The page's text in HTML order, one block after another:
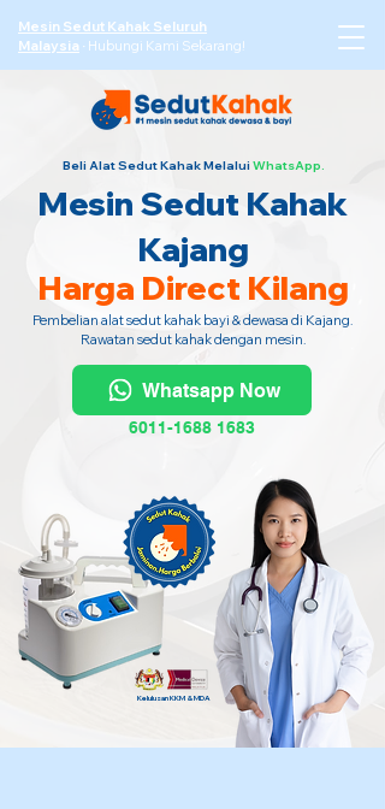
Mesin Sedut Kahak Seluruh
Malaysia · Hubungi Kami Sekarang!
Beli Alat Sedut Kahak Melalui WhatsApp.
Mesin Sedut Kahak
Kajang
Harga Direct Kilang
Pembelian alat sedut kahak bayi & dewasa di Kajang.
Rawatan sedut kahak dengan mesin.
Whatsapp Now
6011-1688 1683
Kelulusan KKM & MDA